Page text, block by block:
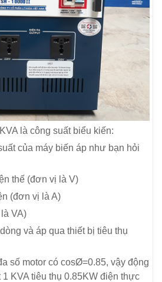
là công suất biểu kiến:
của máy biến áp như bạn hỏi
thế (đơn vị là V)
(đơn vị là A)
VA)
và áp qua thiết bị tiêu thụ
số motor có cosØ=0.85, vậy động
KVA tiêu thụ 0.85KW điện thực